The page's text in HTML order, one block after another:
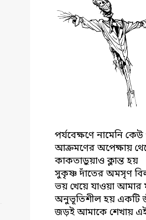
পর্যবেক্ষণে নামেনি
আক্রমণের অপেক্ষায়
কাকতাড়ুয়াও ক্লান্ত হয়
সুকৃষ্ণ দাঁতের অমসৃণ
ভয় খেয়ে যাওয়া আমার
অনুভূতিশীল হয় একটি
জড়ই আমাকে শেখায়